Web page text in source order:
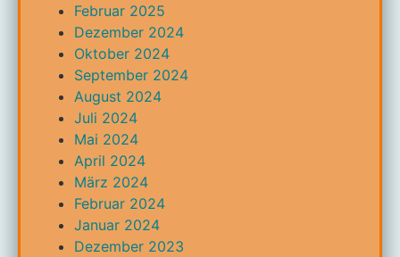
Februar 2025
Dezember 2024
Oktober 2024
September 2024
August 2024
Juli 2024
Mai 2024
April 2024
März 2024
Februar 2024
Januar 2024
Dezember 2023